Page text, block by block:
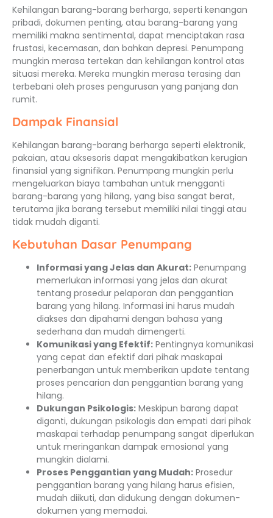
Kehilangan barang-barang berharga, seperti kenangan
pribadi, dokumen penting, atau barang-barang yang
memiliki makna sentimental, dapat menciptakan rasa
frustasi, kecemasan, dan bahkan depresi. Penumpang
mungkin merasa tertekan dan kehilangan kontrol atas
situasi mereka. Mereka mungkin merasa terasing dan
terbebani oleh proses pengurusan yang panjang dan
rumit.
Dampak Finansial
Kehilangan barang-barang berharga seperti elektronik,
pakaian, atau aksesoris dapat mengakibatkan kerugian
finansial yang signifikan. Penumpang mungkin perlu
mengeluarkan biaya tambahan untuk mengganti
barang-barang yang hilang, yang bisa sangat berat,
terutama jika barang tersebut memiliki nilai tinggi atau
tidak mudah diganti.
Kebutuhan Dasar Penumpang
Informasi yang Jelas dan Akurat: Penumpang
memerlukan informasi yang jelas dan akurat
tentang prosedur pelaporan dan penggantian
barang yang hilang. Informasi ini harus mudah
diakses dan dipahami dengan bahasa yang
sederhana dan mudah dimengerti.
Komunikasi yang Efektif: Pentingnya komunikasi
yang cepat dan efektif dari pihak maskapai
penerbangan untuk memberikan update tentang
proses pencarian dan penggantian barang yang
hilang.
Dukungan Psikologis: Meskipun barang dapat
diganti, dukungan psikologis dan empati dari pihak
maskapai terhadap penumpang sangat diperlukan
untuk meringankan dampak emosional yang
mungkin dialami.
Proses Penggantian yang Mudah: Prosedur
penggantian barang yang hilang harus efisien,
mudah diikuti, dan didukung dengan dokumen-
dokumen yang memadai.